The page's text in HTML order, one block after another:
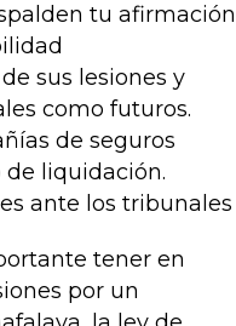
tu afirmación
sus lesiones y
como futuros.
de seguros
liquidación.
ante los tribunales
tener en
por un